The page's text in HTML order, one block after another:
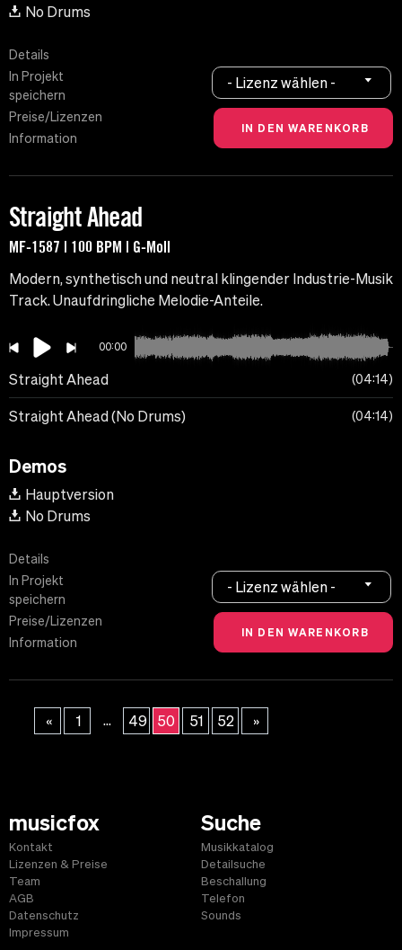
No Drums
Details
In Projekt
speichern
Preise/Lizenzen
Information
- Lizenz wählen -
Straight Ahead
MF-1587 | 100 BPM | G-Moll
Modern, synthetisch und neutral klingender Industrie-Musik
Track. Unaufdringliche Melodie-Anteile.
00:00
Straight Ahead 04:14
Straight Ahead (No Drums) 04:14
Demos
Hauptversion
No Drums
Details
In Projekt
speichern
Preise/Lizenzen
Information
- Lizenz wählen -
« 1 ... 49 50 51 52 »
musicfox
Kontakt
Lizenzen & Preise
Team
AGB
Datenschutz
Impressum
Suche
Musikkatalog
Detailsuche
Beschallung
Telefon
Sounds